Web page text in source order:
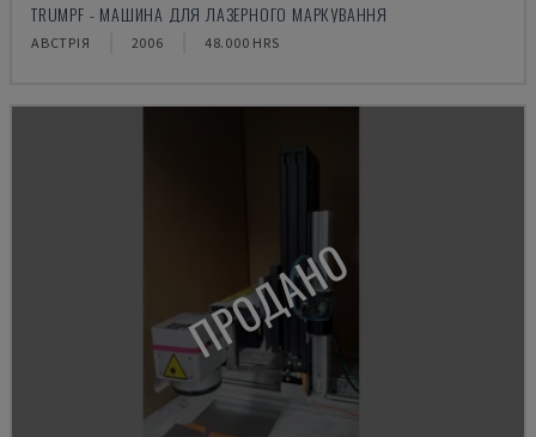
TRUMPF - МАШИНА ДЛЯ ЛАЗЕРНОГО МАРКУВАННЯ
АВСТРІЯ 2006 48.000 HRS
ПРОДАНО